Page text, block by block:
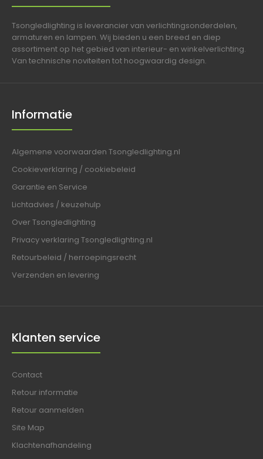
Tsongledlighting is leverancier van verlichtingsonderdelen,
armaturen en lampen. Wij bieden u een breed en diep
assortiment op het gebied van interieur- en winkelverlichting.
Van technische noviteiten tot hoogwaardig design.
Informatie
Algemene voorwaarden Tsongledlighting.nl
Cookieverklaring / cookiebeleid
Garantie en Service
Lichtadvies / keuzehulp
Over Tsongledlighting
Privacy verklaring Tsongledlighting.nl
Retourbeleid / herroepingsrecht
Verzenden en levering
Klanten service
Contact
Retour informatie
Retour aanmelden
Site Map
Klachtenafhandeling